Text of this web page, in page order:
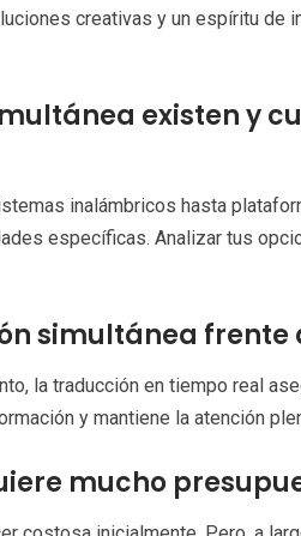
creativas y un espíritu de
existen y
inalámbricos hasta
específicas. Analizar tus
simultánea frente
la traducción en tiempo real
y mantiene la atención
mucho